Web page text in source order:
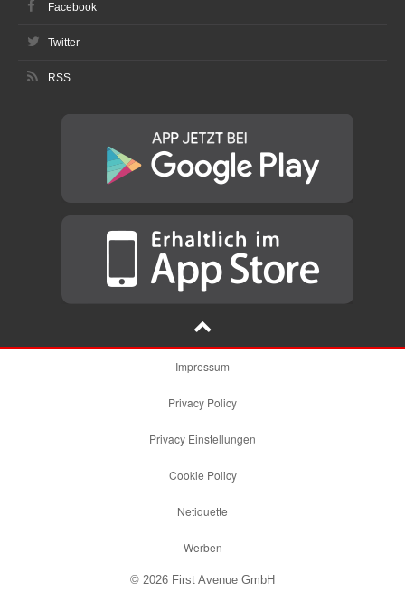
Facebook
Twitter
RSS
Impressum
Privacy Policy
Privacy Einstellungen
Cookie Policy
Netiquette
Werben
© 2026 First Avenue GmbH